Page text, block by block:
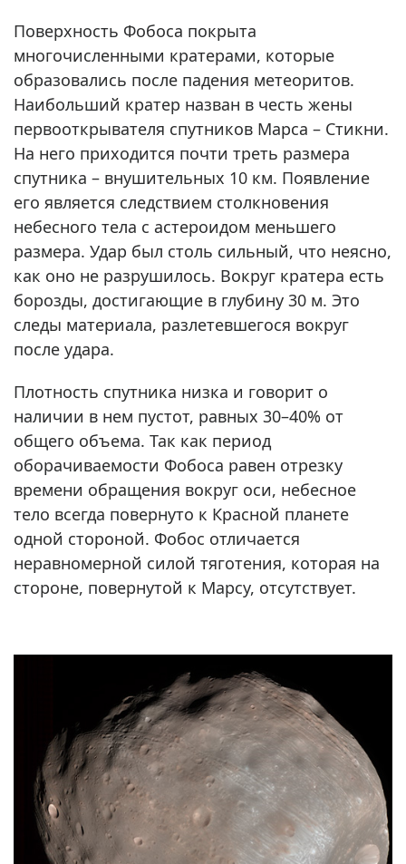
Поверхность Фобоса покрыта
многочисленными кратерами, которые
образовались после падения метеоритов.
Наибольший кратер назван в честь жены
первооткрывателя спутников Марса – Стикни.
На него приходится почти треть размера
спутника – внушительных 10 км. Появление
его является следствием столкновения
небесного тела с астероидом меньшего
размера. Удар был столь сильный, что неясно,
как оно не разрушилось. Вокруг кратера есть
борозды, достигающие в глубину 30 м. Это
следы материала, разлетевшегося вокруг
после удара.
Плотность спутника низка и говорит о
наличии в нем пустот, равных 30–40% от
общего объема. Так как период
оборачиваемости Фобоса равен отрезку
времени обращения вокруг оси, небесное
тело всегда повернуто к Красной планете
одной стороной. Фобос отличается
неравномерной силой тяготения, которая на
стороне, повернутой к Марсу, отсутствует.